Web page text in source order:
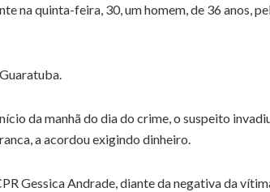
na quinta-feira, 30, um homem, de 36 anos,
da manhã do dia do crime, o suspeito
a acordou exigindo dinheiro.
Gessica Andrade, diante da negativa da